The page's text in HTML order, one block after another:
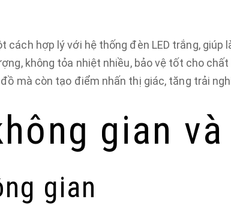
cách hợp lý với hệ thống đèn LED trắng,
không tỏa nhiệt nhiều, bảo vệ tốt cho
mà còn tạo điểm nhấn thị giác, tăng trải
gian
gian